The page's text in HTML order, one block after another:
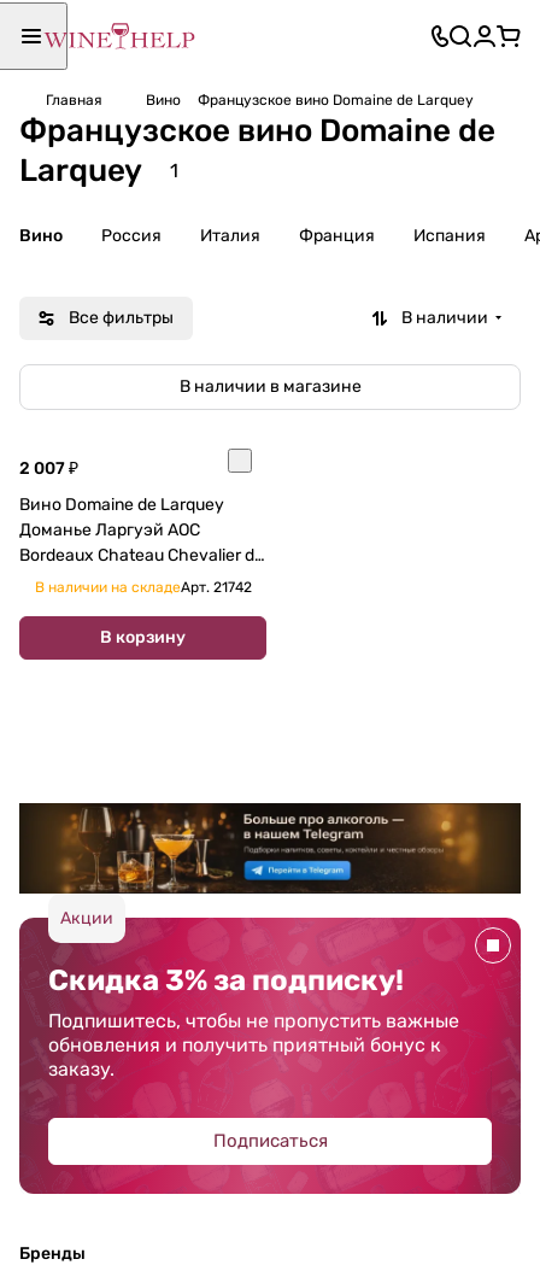
Главная Вино Французское вино Domaine de Larquey
Французское вино Domaine de
Larquey
1
Вино Россия Италия Франция Испания
Все фильтры В наличии
В наличии в магазине
2 007 ₽
Вино Domaine de Larquey
Доманье Ларгуэй AOC
Bordeaux Chateau Chevalier de
Larquey 2013 750 мл
В наличии на складеАрт. 21742
В корзину
Акции
Скидка 3% за подписку!
Подпишитесь, чтобы не пропустить важные
обновления и получить приятный бонус к
заказу.
Подписаться
Бренды